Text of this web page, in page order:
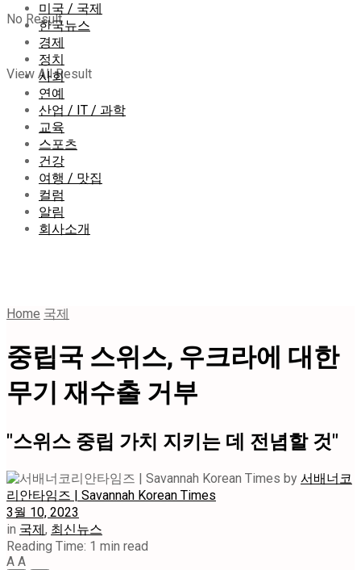
No Result
View All Result
미국 / 국제
한국뉴스
경제
정치
사회
연예
산업 / IT / 과학
교육
스포츠
건강
여행 / 맛집
컬럼
알림
회사소개
Home 국제
중립국 스위스, 우크라에 대한
무기 재수출 거부
"스위스 중립 가치 지키는 데 전념할 것"
by 서배너코
리안타임즈 | Savannah Korean Times
3월 10, 2023
in 국제, 최신뉴스
Reading Time: 1 min read
A A